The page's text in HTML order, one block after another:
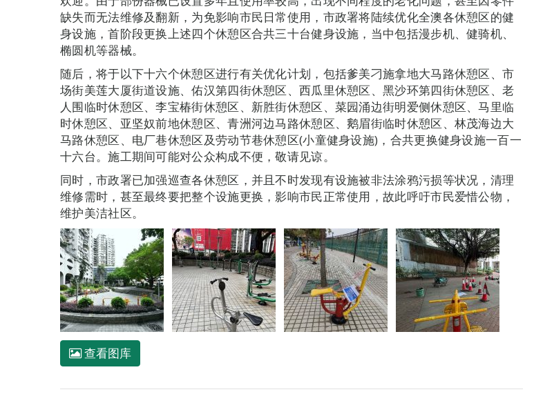
缺失而无法维修及翻新，为免影响市民日常使用，市政署将陆续优化全澳各休憩区的健
身设施，首阶段更换上述四个休憩区合共三十台健身设施，当中包括漫步机、健骑机、
椭圆机等器械。
随后，将于以下十六个休憩区进行有关优化计划，包括爹美刁施拿地大马路休憩区、市
场街美莲大厦街道设施、佑汉第四街休憩区、西瓜里休憩区、黑沙环第四街休憩区、老
人围临时休憩区、李宝椿街休憩区、新胜街休憩区、菜园涌边街明爱侧休憩区、马里临
时休憩区、亚坚奴前地休憩区、青洲河边马路休憩区、鹅眉街临时休憩区、林茂海边大
马路休憩区、电厂巷休憩区及劳动节巷休憩区(小童健身设施)，合共更换健身设施一百一
十六台。施工期间可能对公众构成不便，敬请见谅。
同时，市政署已加强巡查各休憩区，并且不时发现有设施被非法涂鸦污损等状况，清理
维修需时，甚至最终要把整个设施更换，影响市民正常使用，故此呼吁市民爱惜公物，
维护美洁社区。
查看图库